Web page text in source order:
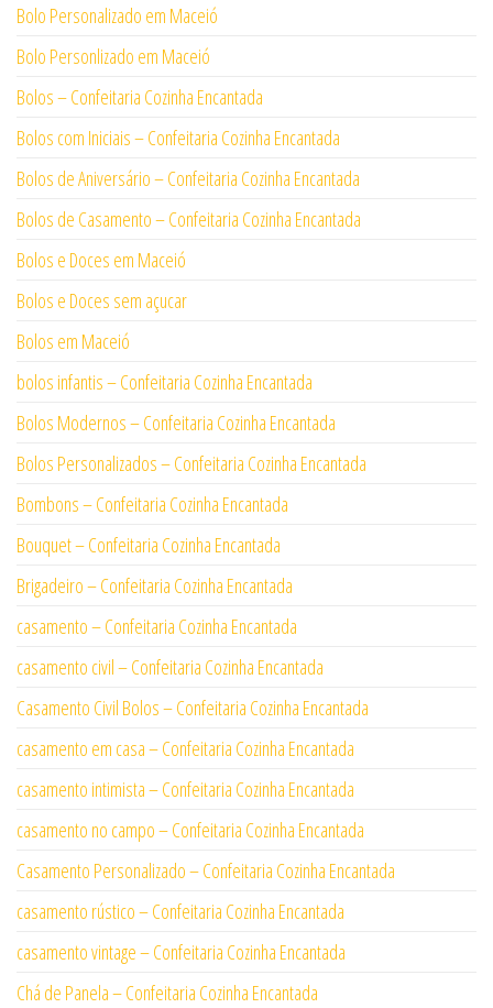
Bolo Personalizado em Maceió
Bolo Personlizado em Maceió
Bolos – Confeitaria Cozinha Encantada
Bolos com Iniciais – Confeitaria Cozinha Encantada
Bolos de Aniversário – Confeitaria Cozinha Encantada
Bolos de Casamento – Confeitaria Cozinha Encantada
Bolos e Doces em Maceió
Bolos e Doces sem açucar
Bolos em Maceió
bolos infantis – Confeitaria Cozinha Encantada
Bolos Modernos – Confeitaria Cozinha Encantada
Bolos Personalizados – Confeitaria Cozinha Encantada
Bombons – Confeitaria Cozinha Encantada
Bouquet – Confeitaria Cozinha Encantada
Brigadeiro – Confeitaria Cozinha Encantada
casamento – Confeitaria Cozinha Encantada
casamento civil – Confeitaria Cozinha Encantada
Casamento Civil Bolos – Confeitaria Cozinha Encantada
casamento em casa – Confeitaria Cozinha Encantada
casamento intimista – Confeitaria Cozinha Encantada
casamento no campo – Confeitaria Cozinha Encantada
Casamento Personalizado – Confeitaria Cozinha Encantada
casamento rústico – Confeitaria Cozinha Encantada
casamento vintage – Confeitaria Cozinha Encantada
Chá de Panela – Confeitaria Cozinha Encantada